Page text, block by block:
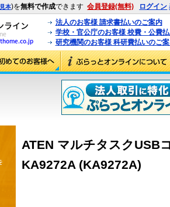
見本)を無料で作成できます 会員登録(無料) ログイン
法人のお客様 請求書払いのご案内
学校・官公庁のお客様 校費・公費
研究機関のお客様 科研費払いのご
ATEN マルチタスクUSB
KA9272A (KA9272A)